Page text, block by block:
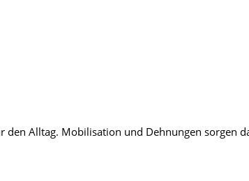
Alltag. Mobilisation und Dehnungen sorgen